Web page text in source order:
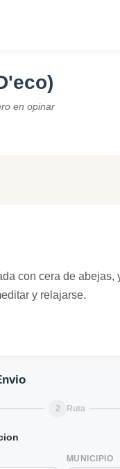
en opinar
con cera de abejas,
y relajarse.
2 Ruta
MUNICIPIO